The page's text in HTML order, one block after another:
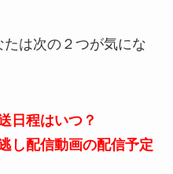
たは次の２つが気にな
日程はいつ？
し配信動画の配信予定